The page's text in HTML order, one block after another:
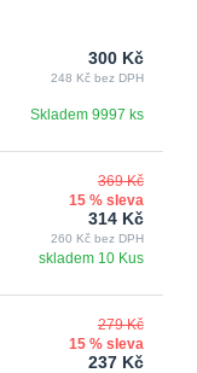
Skladem 9997 ks
300 Kč
248 Kč bez DPH
skladem 10 Kus
369 Kč
15 % sleva
314 Kč
260 Kč bez DPH
279 Kč
15 % sleva
237 Kč